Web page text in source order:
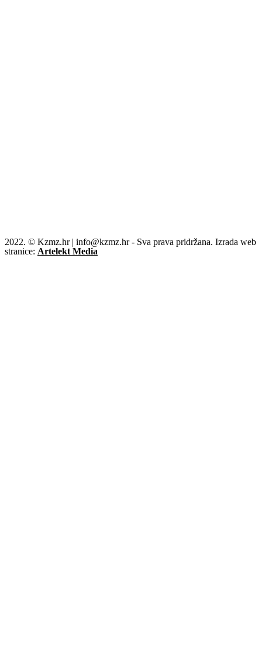
2022. © Kzmz.hr | info@kzmz.hr - Sva prava pridržana. Izrada web
stranice: Artelekt Media